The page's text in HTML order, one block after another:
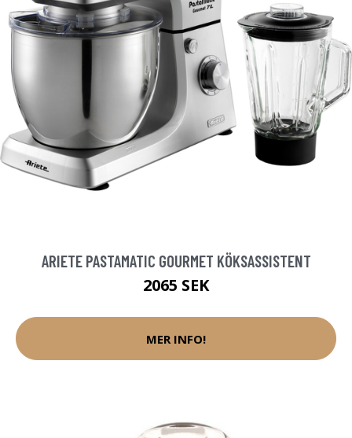
ARIETE PASTAMATIC GOURMET KÖKSASSISTENT
2065 SEK
MER INFO!